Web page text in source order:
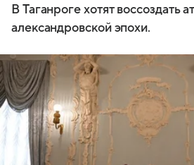
В Таганроге хотят воссоздать
александровской эпохи.